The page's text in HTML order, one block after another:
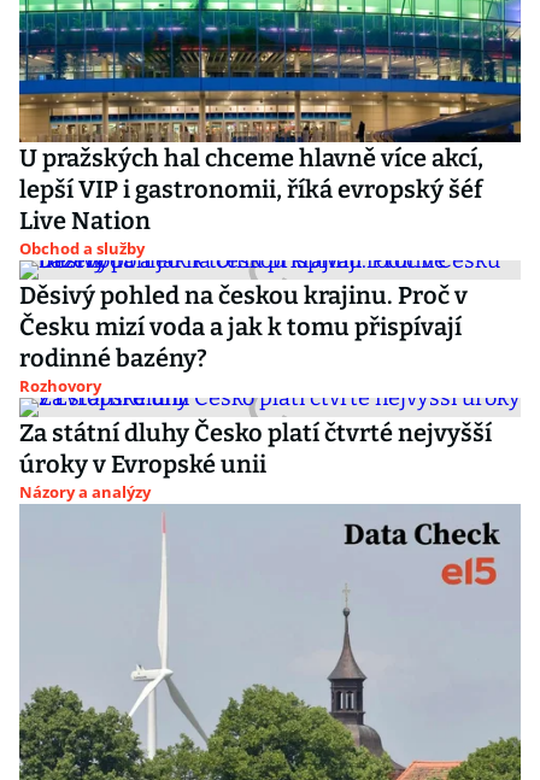
U pražských hal chceme hlavně více akcí,
lepší VIP i gastronomii, říká evropský šéf
Live Nation
Obchod a služby
Děsivý pohled na českou krajinu. Proč v
Česku mizí voda a jak k tomu přispívají
rodinné bazény?
Rozhovory
Za státní dluhy Česko platí čtvrté nejvyšší
úroky v Evropské unii
Názory a analýzy